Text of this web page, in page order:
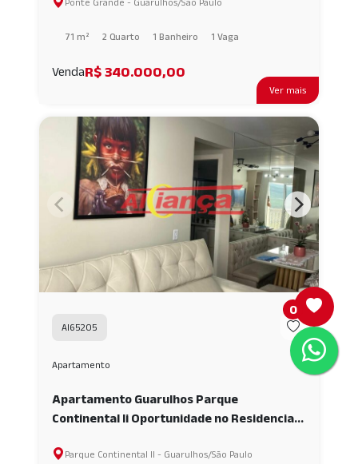
Ver mais
Ponte Grande - Guarulhos/São Paulo
71 m² 2 Quarto 1 Banheiro 1 Vaga
VendaR$ 340.000,00
AI65205
Apartamento
Apartamento Guarulhos Parque
Continental Ii Oportunidade no Residencial
Continental II AI65205
Parque Continental II - Guarulhos/São Paulo
0